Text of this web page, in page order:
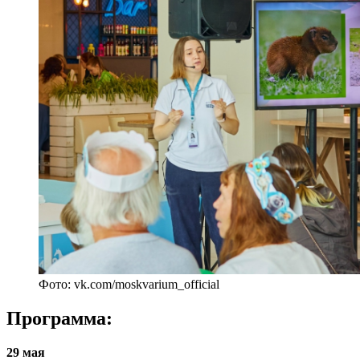
Фото: vk.com/moskvarium_official
Программа:
29 мая